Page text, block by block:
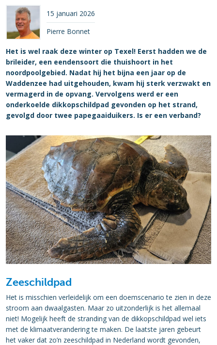
15 januari 2026
Pierre Bonnet
Het is wel raak deze winter op Texel! Eerst hadden we de
brileider, een eendensoort die thuishoort in het
noordpoolgebied. Nadat hij het bijna een jaar op de
Waddenzee had uitgehouden, kwam hij sterk verzwakt en
vermagerd in de opvang. Vervolgens werd er een
onderkoelde dikkopschildpad gevonden op het strand,
gevolgd door twee papegaaiduikers. Is er een verband?
Zeeschildpad
Het is misschien verleidelijk om een doemscenario te zien in deze
stroom aan dwaalgasten. Maar zo uitzonderlijk is het allemaal
niet! Mogelijk heeft de stranding van de dikkopschildpad wel iets
met de klimaatverandering te maken. De laatste jaren gebeurt
het vaker dat zo’n zeeschildpad in Nederland wordt gevonden,